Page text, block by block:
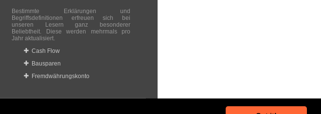
Bestimmte Erklärungen und
Begriffsdefinitionen erfreuen sich bei
unseren Lesern ganz besonderer
Beliebtheit. Diese werden mehrmals pro
Jahr aktualisiert.
Cash Flow
Bausparen
Fremdwährungskonto